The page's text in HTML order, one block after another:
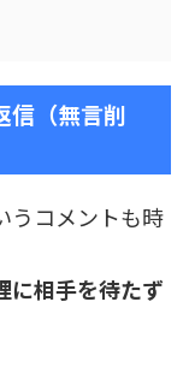
信（無言削
うコメントも時
に相手を待たず